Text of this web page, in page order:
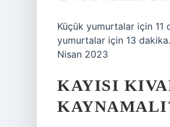
Küçük yumurtalar için
yumurtalar için 13
Nisan 2023
KAYISI